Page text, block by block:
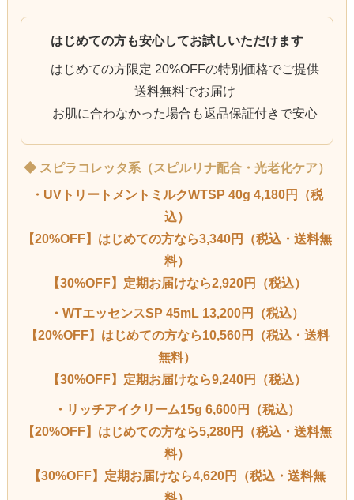
はじめての方も安心してお試しいただけます
はじめての方限定 20%OFFの特別価格でご提供
送料無料でお届け
お肌に合わなかった場合も返品保証付きで安心
◆ スピラコレッタ系（スピルリナ配合・光老化ケア）
・UVトリートメントミルクWTSP 40g 4,180円（税
込）
【20%OFF】はじめての方なら3,340円（税込・送料無
料）
【30%OFF】定期お届けなら2,920円（税込）
・WTエッセンスSP 45mL 13,200円（税込）
【20%OFF】はじめての方なら10,560円（税込・送料
無料）
【30%OFF】定期お届けなら9,240円（税込）
・リッチアイクリーム15g 6,600円（税込）
【20%OFF】はじめての方なら5,280円（税込・送料無
料）
【30%OFF】定期お届けなら4,620円（税込・送料無